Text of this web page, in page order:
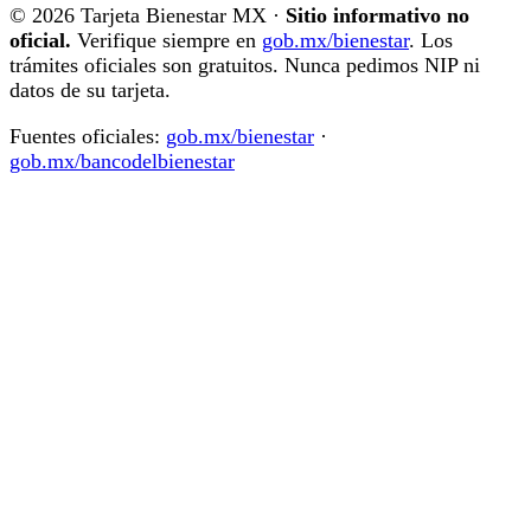
© 2026 Tarjeta Bienestar MX · Sitio informativo no
oficial. Verifique siempre en gob.mx/bienestar. Los
trámites oficiales son gratuitos. Nunca pedimos NIP ni
datos de su tarjeta.
Fuentes oficiales: gob.mx/bienestar ·
gob.mx/bancodelbienestar